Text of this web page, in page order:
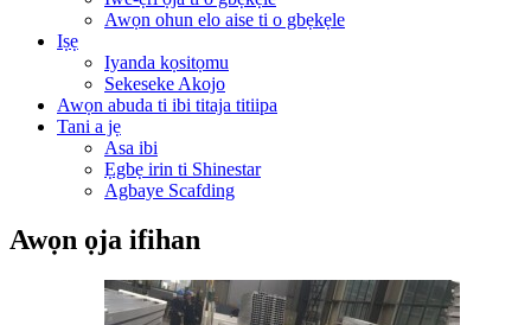
Awọn ohun elo aise ti o gbẹkẹle
Iṣẹ
Iyanda kọsitọmu
Sekeseke Akojo
Awọn abuda ti ibi titaja titiipa
Tani a jẹ
Asa ibi
Ẹgbẹ irin ti Shinestar
Agbaye Scafding
Awọn ọja ifihan